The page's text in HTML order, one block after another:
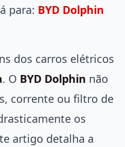
para: BYD Dolphin
dos carros elétricos
. O BYD Dolphin não
corrente ou filtro de
os
artigo detalha a